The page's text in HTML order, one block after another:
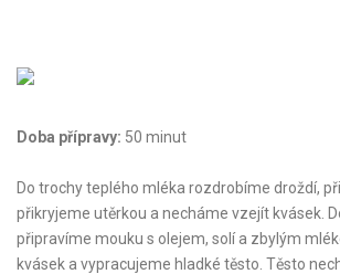
Doba přípravy: 50 minut
Do trochy teplého mléka rozdrobíme droždí,
přikryjeme utěrkou a necháme vzejít kvásek.
připravíme mouku s olejem, solí a zbylým
kvásek a vypracujeme hladké těsto. Těsto